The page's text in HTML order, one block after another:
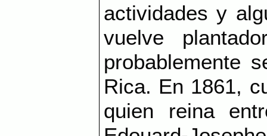
actividades y
vuelve
probablemente
Rica. En 1861,
quien reina